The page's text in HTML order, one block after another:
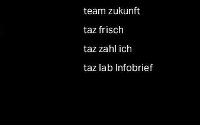
team zukunft
taz frisch
taz zahl ich
taz lab Infobrief